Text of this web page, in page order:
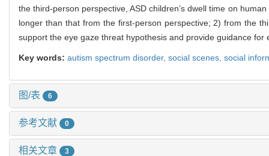
the third-person perspective, ASD children’s dwell time on
longer than that from the first-person perspective; 2) from the
support the eye gaze threat hypothesis and provide guidance for
Key words: autism spectrum disorder, social scenes, social
图/表 6
参考文献 0
相关文章 3